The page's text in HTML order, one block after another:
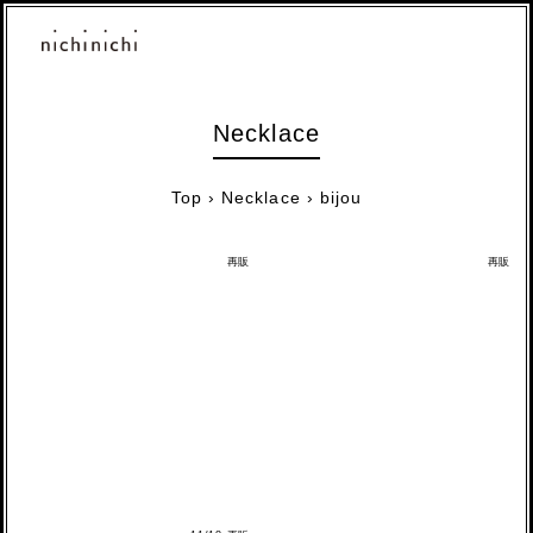
Necklace
Top › Necklace › bijou
再販 再販